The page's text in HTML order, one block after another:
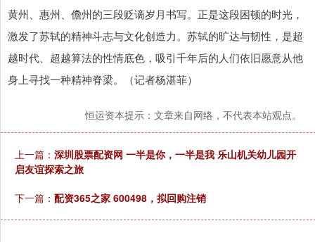
黄州、惠州、儋州的三段贬谪岁月书写。正是这段困顿的时光，
激发了苏轼的精神斗志与文化创造力。苏轼的旷达与韧性，是超
越时代、超越算法的性情底色，吸引千年后的人们依旧愿意从他
身上寻找一种精神脊梁。（记者杨湛菲）
恒运资本提示：文章来自网络，不代表本站观点。
上一篇： 深圳股票配资网 一半是你，一半是我 乐山机关幼儿园开
启友谊探索之旅
下一篇： 配资365之家 600498，拟回购注销